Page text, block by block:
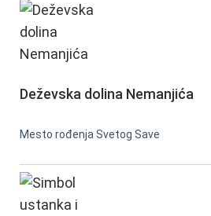
Deževska dolina Nemanjića
Mesto rođenja Svetog Save